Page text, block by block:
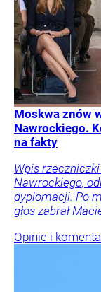
Moskwa znów
Nawrockiego.
na fakty
Wpis
Nawrockiego,
dyplomacji. Po
głos zabrał
Opinie i